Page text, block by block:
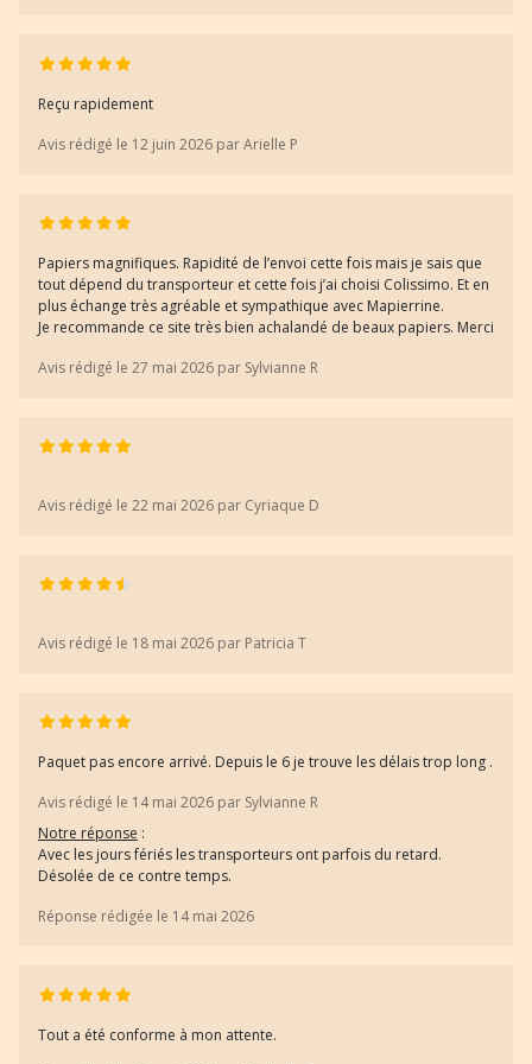
Reçu rapidement
Avis rédigé le 12 juin 2026 par Arielle P
Papiers magnifiques. Rapidité de l’envoi cette fois mais je sais que
tout dépend du transporteur et cette fois j’ai choisi Colissimo. Et en
plus échange très agréable et sympathique avec Mapierrine.
Je recommande ce site très bien achalandé de beaux papiers. Merci
Avis rédigé le 27 mai 2026 par Sylvianne R
Avis rédigé le 22 mai 2026 par Cyriaque D
Avis rédigé le 18 mai 2026 par Patricia T
Paquet pas encore arrivé. Depuis le 6 je trouve les délais trop long .
Avis rédigé le 14 mai 2026 par Sylvianne R
Notre réponse :
Avec les jours fériés les transporteurs ont parfois du retard.
Désolée de ce contre temps.
Réponse rédigée le 14 mai 2026
Tout a été conforme à mon attente.